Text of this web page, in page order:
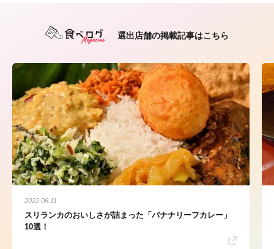
選出店舗の掲載記事はこちら
2022.06.11
スリランカのおいしさが詰まった「バナナリーフカレー」
10選！